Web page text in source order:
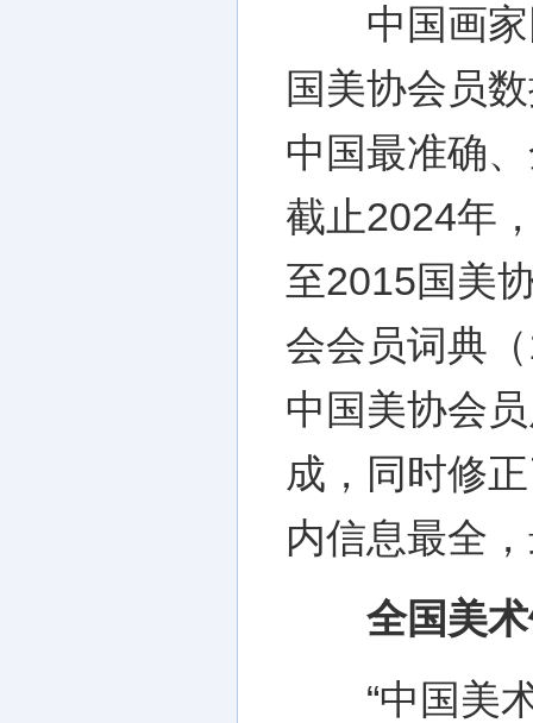
中国画家
国美协会员
中国最准确
截止2024年
至2015国美
会会员词典
中国美协会
成，同时修
内信息最全
全国美术
“中国美术